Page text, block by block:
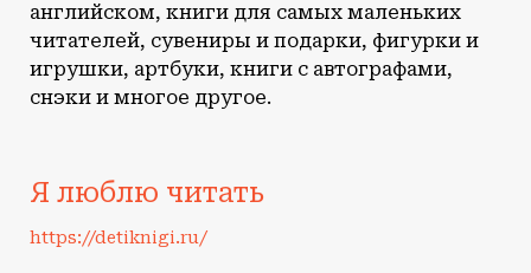
английском, книги для самых маленьких
читателей, сувениры и подарки, фигурки и
игрушки, артбуки, книги с автографами,
снэки и многое другое.
Я люблю читать
https://detiknigi.ru/